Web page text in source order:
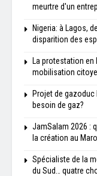
meurtre d'un
Nigeria: à Lagos,
disparition des
La protestation
mobilisation
Projet de
besoin de gaz?
JamSalam 2026 :
la création au
Spécialiste de la
du Sud… quatre